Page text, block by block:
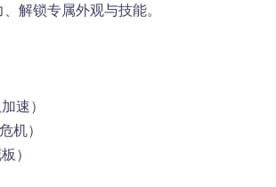
解锁专属外观与技能。
速）
机）
）